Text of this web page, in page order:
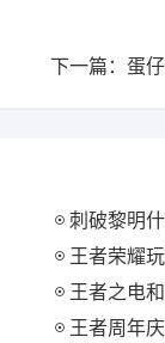
刺破黎明
王者荣耀
王者之电和
王者周年庆